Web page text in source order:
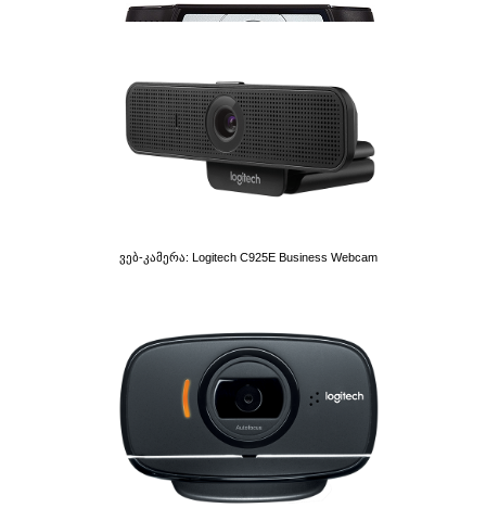
Ვებ-Კამერა: Logitech C925E Business Webcam